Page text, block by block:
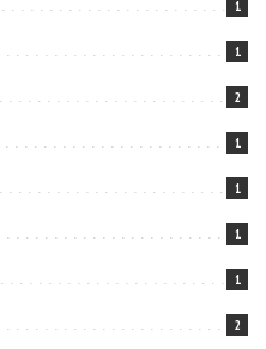
1
1
2
1
1
1
1
2